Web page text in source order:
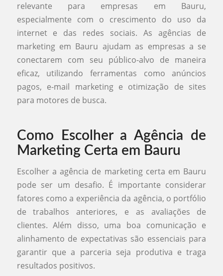
relevante para empresas em Bauru,
especialmente com o crescimento do uso da
internet e das redes sociais. As agências de
marketing em Bauru ajudam as empresas a se
conectarem com seu público-alvo de maneira
eficaz, utilizando ferramentas como anúncios
pagos, e-mail marketing e otimização de sites
para motores de busca.
Como Escolher a Agência de
Marketing Certa em Bauru
Escolher a agência de marketing certa em Bauru
pode ser um desafio. É importante considerar
fatores como a experiência da agência, o portfólio
de trabalhos anteriores, e as avaliações de
clientes. Além disso, uma boa comunicação e
alinhamento de expectativas são essenciais para
garantir que a parceria seja produtiva e traga
resultados positivos.